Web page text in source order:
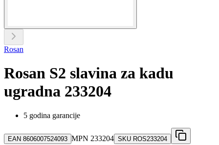
Rosan
Rosan S2 slavina za kadu
ugradna 233204
5 godina garancije
EAN 8606007524093 MPN 233204 SKU ROS233204